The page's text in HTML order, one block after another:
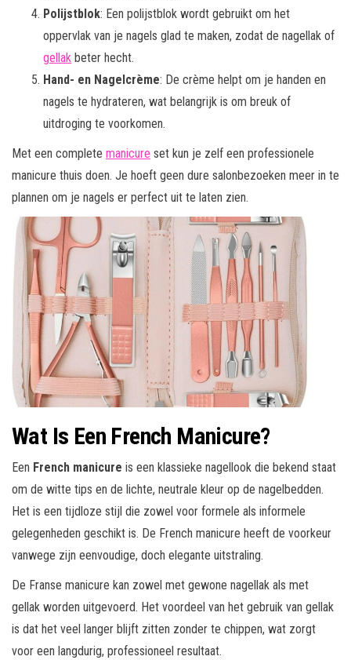
Polijstblok: Een polijstblok wordt gebruikt om het
oppervlak van je nagels glad te maken, zodat de nagellak of
gellak beter hecht.
Hand- en Nagelcrème: De crème helpt om je handen en
nagels te hydrateren, wat belangrijk is om breuk of
uitdroging te voorkomen.
Met een complete manicure set kun je zelf een professionele
manicure thuis doen. Je hoeft geen dure salonbezoeken meer in te
plannen om je nagels er perfect uit te laten zien.
Wat Is Een French Manicure?
Een French manicure is een klassieke nagellook die bekend staat
om de witte tips en de lichte, neutrale kleur op de nagelbedden.
Het is een tijdloze stijl die zowel voor formele als informele
gelegenheden geschikt is. De French manicure heeft de voorkeur
vanwege zijn eenvoudige, doch elegante uitstraling.
De Franse manicure kan zowel met gewone nagellak als met
gellak worden uitgevoerd. Het voordeel van het gebruik van gellak
is dat het veel langer blijft zitten zonder te chippen, wat zorgt
voor een langdurig, professioneel resultaat.